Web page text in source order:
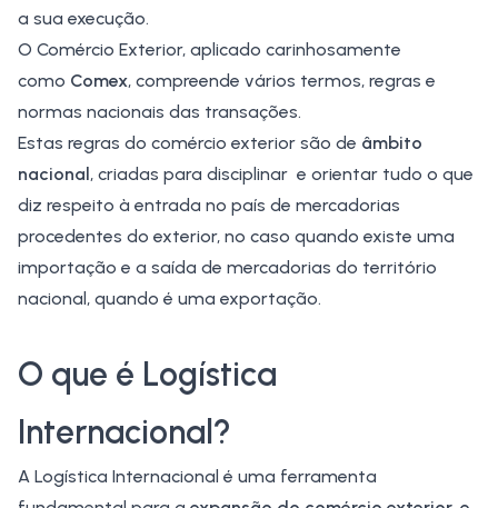
a sua execução.
O Comércio Exterior, aplicado carinhosamente
como Comex, compreende vários termos, regras e
normas nacionais das transações.
Estas regras do comércio exterior são de âmbito
nacional , criadas para disciplinar e orientar tudo o que
diz respeito à entrada no país de mercadorias
procedentes do exterior, no caso quando existe uma
importação e a saída de mercadorias do território
nacional, quando é uma exportação.
O que é Logística
Internacional?
A Logística Internacional é uma ferramenta